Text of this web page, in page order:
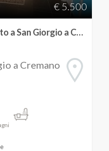
€ 5.500
Studio/Ufficio in affitto a San Giorgio a Cremano
a Cremano